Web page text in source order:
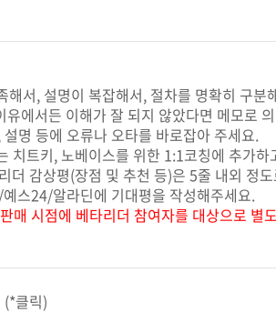
서, 설명이 복잡해서, 절차를 명확히 구분
에서든 이해가 잘 되지 않았다면 메모로
명 등에 오류나 오타를 바로잡아 주세요.
치트키, 노베이스를 위한 1:1코칭에 추가하
더 감상평(장점 및 추천 등)은 5줄 내외 정
스24/알라딘에 기대평을 작성해주세요.
매 시점에 베타리더 참여자를 대상으로 별
(*클릭)